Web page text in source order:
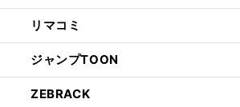
リマコミ
ジャンプTOON
ZEBRACK